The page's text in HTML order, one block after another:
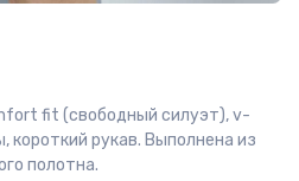
fit (свободный силуэт), v-
короткий рукав. Выполнена из
полотна.